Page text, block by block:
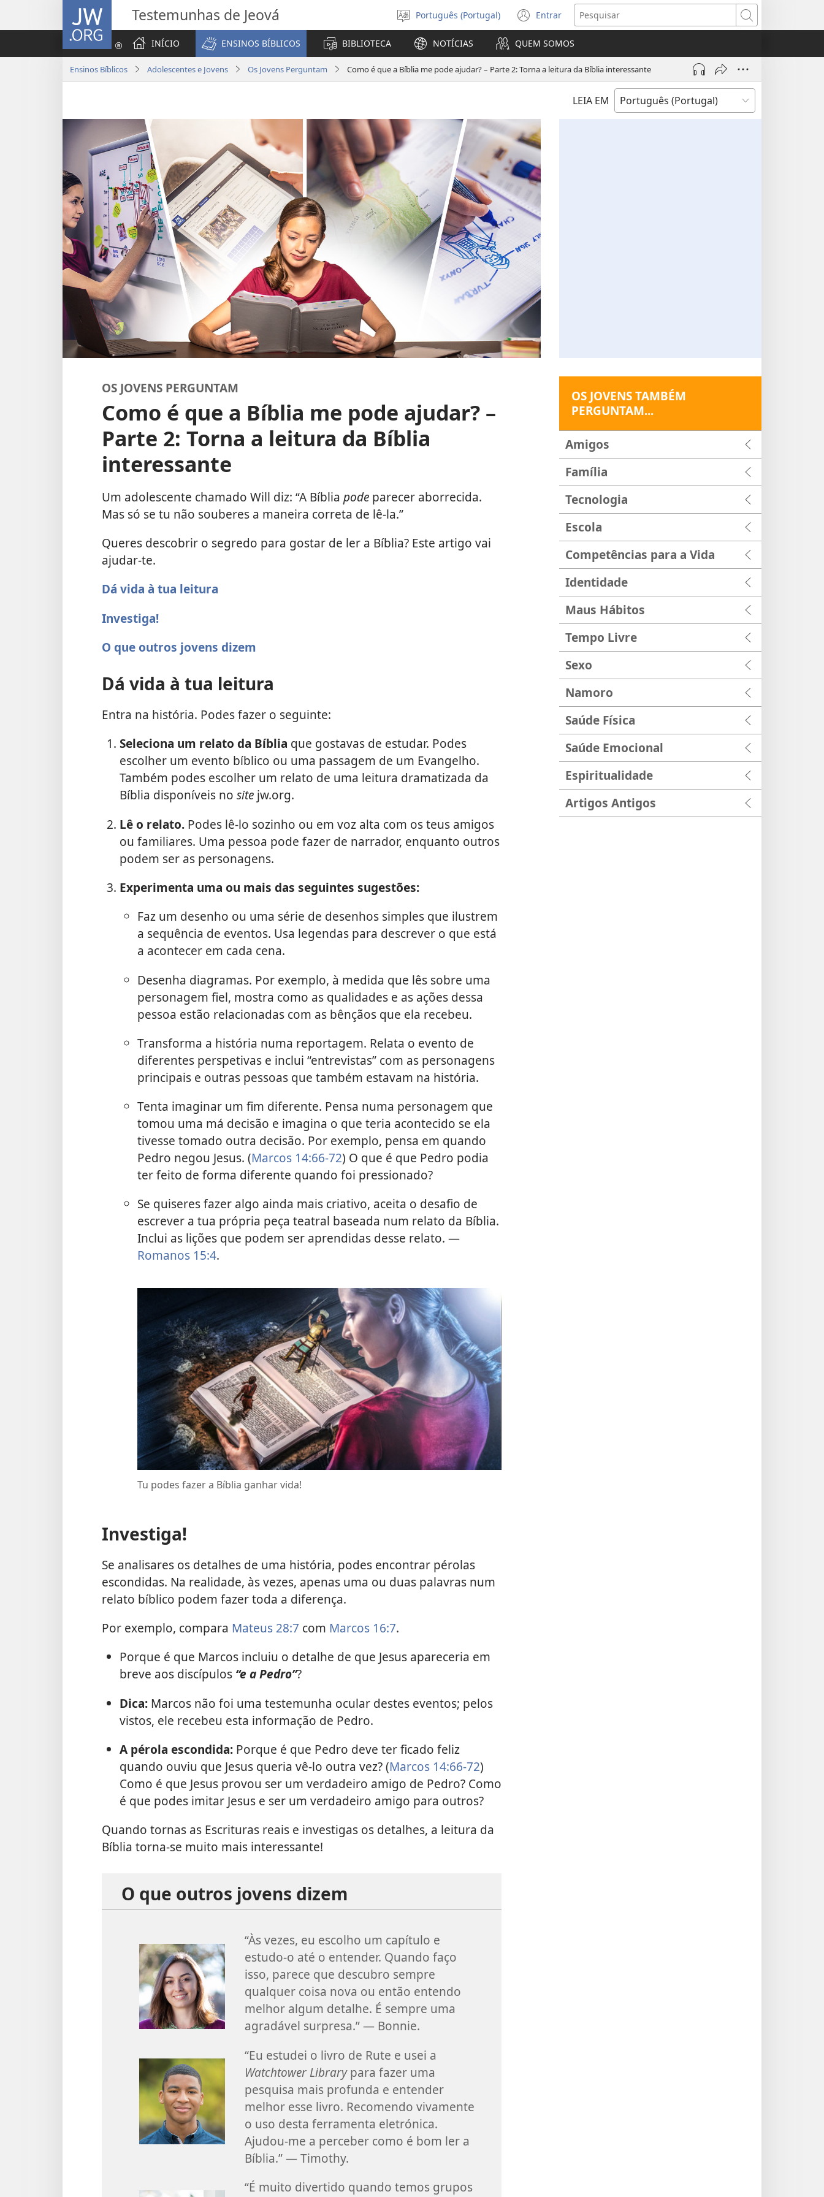
JW.ORG Testemunhas de Jeová
Selecionar
Língua
Português (Portugal) Entrar
(abre
uma
nova
janela)
Pesquisar
INÍCIO
ENSINOS BÍBLICOS BIBLIOTECA NOTÍCIAS QUEM SOMOS
Ensinos Bíblicos Adolescentes e Jovens Os Jovens Perguntam Como é que a Bíblia me pode ajudar? – Parte 2: Torna a leitura da Bíblia interessante
LEIA EM
OS JOVENS PERGUNTAM
Como é que a Bíblia me pode ajudar? –
Parte 2: Torna a leitura da Bíblia
interessante
Um adolescente chamado Will diz: “A Bíblia pode parecer aborrecida.
Mas só se tu não souberes a maneira correta de lê-la.”
Queres descobrir o segredo para gostar de ler a Bíblia? Este artigo vai
ajudar-te.
Dá vida à tua leitura
Investiga!
O que outros jovens dizem
Dá vida à tua leitura
Entra na história. Podes fazer o seguinte:
Seleciona um relato da Bíblia que gostavas de estudar. Podes
escolher um evento bíblico ou uma passagem de um Evangelho.
Também podes escolher um relato de uma leitura dramatizada da
Bíblia disponíveis no sitejw.org.
Lê o relato.Podes lê-lo sozinho ou em voz alta com os teus amigos
ou familiares. Uma pessoa pode fazer de narrador, enquanto outros
podem ser as personagens.
Experimenta uma ou mais das seguintes sugestões:
Faz um desenho ou uma série de desenhos simples que ilustrem
a sequência de eventos. Usa legendas para descrever o que está
a acontecer em cada cena.
Desenha diagramas. Por exemplo, à medida que lês sobre uma
personagem fiel, mostra como as qualidades e as ações dessa
pessoa estão relacionadas com as bênçãos que ela recebeu.
Transforma a história numa reportagem. Relata o evento de
diferentes perspetivas e inclui “entrevistas” com as personagens
principais e outras pessoas que também estavam na história.
Tenta imaginar um fim diferente. Pensa numa personagem que
tomou uma má decisão e imagina o que teria acontecido se ela
tivesse tomado outra decisão. Por exemplo, pensa em quando
Pedro negou Jesus. (Marcos 14:66-72) O que é que Pedro podia
ter feito de forma diferente quando foi pressionado?
Se quiseres fazer algo ainda mais criativo, aceita o desafio de
escrever a tua própria peça teatral baseada num relato da Bíblia.
Inclui as lições que podem ser aprendidas desse relato. —
Romanos 15:4.
Tu podes fazer a Bíblia ganhar vida!
Investiga!
Se analisares os detalhes de uma história, podes encontrar pérolas
escondidas. Na realidade, às vezes, apenas uma ou duas palavras num
relato bíblico podem fazer toda a diferença.
Por exemplo, compara Mateus 28:7 com Marcos 16:7.
Porque é que Marcos incluiu o detalhe de que Jesus apareceria em
breve aos discípulos “e a Pedro”?
Dica:Marcos não foi uma testemunha ocular destes eventos; pelos
vistos, ele recebeu esta informação de Pedro.
A pérola escondida:Porque é que Pedro deve ter ficado feliz
quando ouviu que Jesus queria vê-lo outra vez? (Marcos 14:66-72)
Como é que Jesus provou ser um verdadeiro amigo de Pedro? Como
é que podes imitar Jesus e ser um verdadeiro amigo para outros?
Quando tornas as Escrituras reais e investigas os detalhes, a leitura da
Bíblia torna-se muito mais interessante!
O que outros jovens dizem
“Às vezes, eu escolho um capítulo e
estudo-o até o entender. Quando faço
isso, parece que descubro sempre
qualquer coisa nova ou então entendo
melhor algum detalhe. É sempre uma
agradável surpresa.” — Bonnie.
“Eu estudei o livro de Rute e usei a
Watchtower Librarypara fazer uma
pesquisa mais profunda e entender
melhor esse livro. Recomendo vivamente
o uso desta ferramenta eletrónica.
Ajudou-me a perceber como é bom ler a
Bíblia.” — Timothy.
“É muito divertido quando temos grupos
OS JOVENS TAMBÉM
PERGUNTAM...
Amigos
Família
Tecnologia
Escola
Competências para a Vida
Identidade
Maus Hábitos
Tempo Livre
Sexo
Namoro
Saúde Física
Saúde Emocional
Espiritualidade
Artigos Antigos